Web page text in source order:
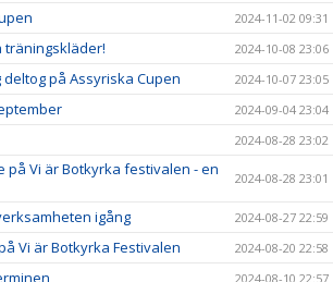
2024-11-02 09:31
träningskläder! 2024-10-08 23:06
på Assyriska Cupen 2024-10-07 23:05
2024-09-04 23:04
2024-08-28 23:02
på Vi är Botkyrka festivalen - en
2024-08-28 23:01
igång 2024-08-27 22:59
Vi är Botkyrka Festivalen 2024-08-20 22:58
2024-08-10 22:57